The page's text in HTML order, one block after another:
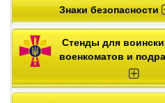
Знаки безопасности
Стенды для
военкоматов и